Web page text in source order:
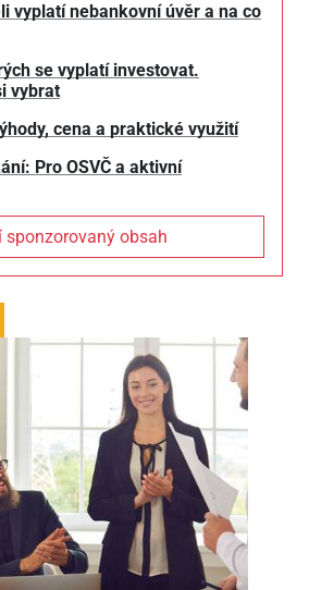
vyplatí nebankovní úvěr a na co
se vyplatí investovat.
vybrat
cena a praktické využití
Pro OSVČ a aktivní
sponzorovaný obsah